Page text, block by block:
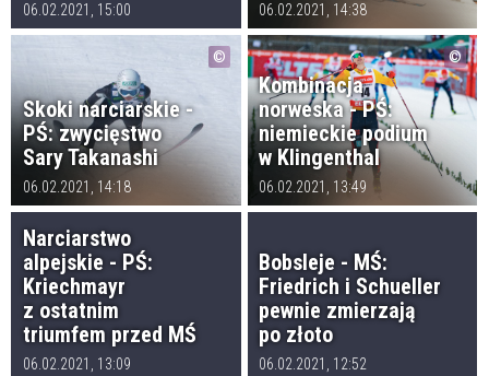
06.02.2021, 15:00 06.02.2021, 14:38
Skoki narciarskie -
PŚ: zwycięstwo
Sary Takanashi
06.02.2021, 14:18
Kombinacja
norweska - PŚ:
niemieckie podium
w Klingenthal
06.02.2021, 13:49
Narciarstwo
alpejskie - PŚ:
Kriechmayr
z ostatnim
triumfem przed MŚ
06.02.2021, 13:09
Bobsleje - MŚ:
Friedrich i Schueller
pewnie zmierzają
po złoto
06.02.2021, 12:52